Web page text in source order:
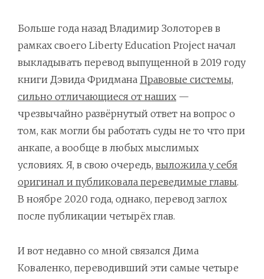
Больше года назад Владимир Золоторев в
рамках своего Liberty Education Project начал
выкладывать перевод выпущенной в 2019 году
книги Дэвида Фридмана Правовые системы,
сильно отличающиеся от наших —
чрезвычайно развёрнутый ответ на вопрос о
том, как могли бы работать суды не то что при
анкапе, а вообще в любых мыслимых
условиях. Я, в свою очередь, выложила у себя
оригинал и публиковала переведимые главы.
В ноябре 2020 года, однако, перевод заглох
после публикации четырёх глав.
И вот недавно со мной связался Дима
Коваленко, переводивший эти самые четыре